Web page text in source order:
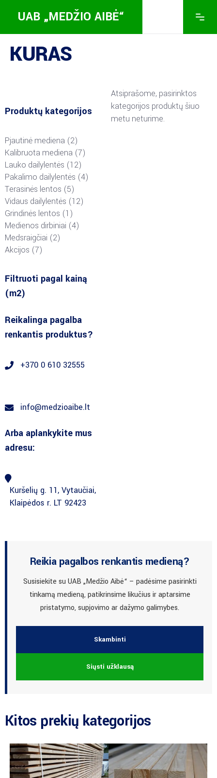
UAB „MEDŽIO AIBĖ“
KURAS
Produktų kategorijos
Pjautinė mediena 2
Kalibruota mediena 7
Lauko dailylentės 12
Pakalimo dailylentės 4
Terasinės lentos 5
Vidaus dailylentės 12
Grindinės lentos 1
Medienos dirbiniai 4
Medsraigčiai 2
Akcijos 7
Filtruoti pagal kainą
(m2)
Reikalinga pagalba
renkantis produktus?
+370 0 610 32555
info@medzioaibe.lt
Arba aplankykite mus
adresu:
Kuršelių g. 11, Vytaučiai,
Klaipėdos r. LT 92423
Atsiprašome, pasirinktos
kategorijos produktų šiuo
metu neturime.
Reikia pagalbos renkantis medieną?
Susisiekite su UAB „Medžio Aibė“ – padėsime pasirinkti
tinkamą medieną, patikrinsime likučius ir aptarsime
pristatymo, supjovimo ar dažymo galimybes.
Skambinti
Siųsti užklausą
Kitos prekių kategorijos